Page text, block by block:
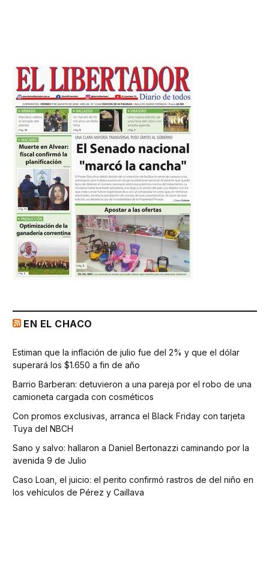
EN EL CHACO
Estiman que la inflación de julio fue del 2% y que el dólar
superará los $1.650 a fin de año
Barrio Barberan: detuvieron a una pareja por el robo de una
camioneta cargada con cosméticos
Con promos exclusivas, arranca el Black Friday con tarjeta
Tuya del NBCH
Sano y salvo: hallaron a Daniel Bertonazzi caminando por la
avenida 9 de Julio
Caso Loan, el juicio: el perito confirmó rastros de del niño en
los vehículos de Pérez y Caillava